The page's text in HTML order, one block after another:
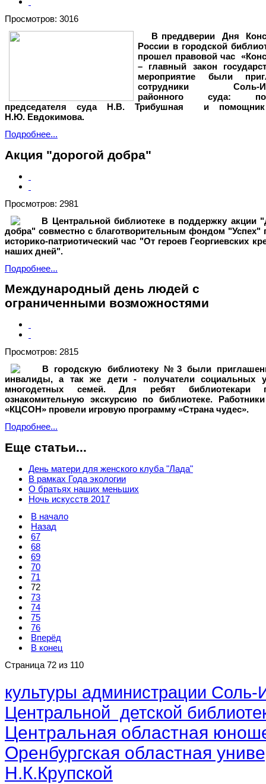
Просмотров: 3016
В преддверии Дня
России в городской
прошел правовой час
– главный закон
мероприятие были
сотрудники Соль-
районного суда:
председателя суда Н.В. Трибушная и
Н.Ю. Евдокимова.
Подробнее...
Акция "дорогой добра"
Просмотров: 2981
В Центральной библиотеке в поддержку акции
добра" совместно с благотворительным фондом "Успех"
историко-патриотический час "От героев Георгиевских
наших дней".
Подробнее...
Международный день людей с
ограниченными возможностями
Просмотров: 2815
В городскую библиотеку №3 были
инвалиды, а так же дети - получатели социальных
многодетных семей. Для ребят библиотекари
ознакомительную экскурсию по библиотеке.
«КЦСОН» провели игровую программу «Страна чудес».
Подробнее...
Еще статьи...
День матери для женского клуба "Лада"
В рамках Года экологии
О братьях наших меньших
Ночь искусств 2017
В начало
Назад
67
68
69
70
71
72
73
74
75
76
Вперёд
В конец
Страница 72 из 110
культуры администрации Соль-
Центральной детской
Центральная областная
Оренбургская областная
Н.К.Крупской